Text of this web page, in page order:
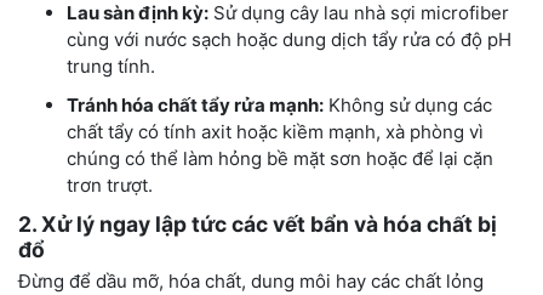
Lau sàn định kỳ: Sử dụng cây lau nhà sợi microfiber
cùng với nước sạch hoặc dung dịch tẩy rửa có độ pH
trung tính.
Tránh hóa chất tẩy rửa mạnh: Không sử dụng các
chất tẩy có tính axit hoặc kiềm mạnh, xà phòng vì
chúng có thể làm hỏng bề mặt sơn hoặc để lại cặn
trơn trượt.
2. Xử lý ngay lập tức các vết bẩn và hóa chất bị
đổ
Đừng để dầu mỡ, hóa chất, dung môi hay các chất lỏng